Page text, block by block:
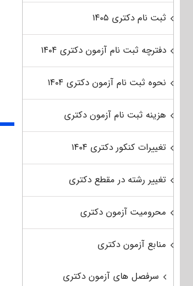
ثبت نام دکتری ۱۴۰۵
دفترچه ثبت نام آزمون دکتری ۱۴۰۴
نحوه ثبت نام آزمون دکتری ۱۴۰۴
هزینه ثبت نام آزمون دکتری
تغییرات کنکور دکتری ۱۴۰۴
تغییر رشته در مقطع دکتری
محرومیت آزمون دکتری
منابع آزمون دکتری
سرفصل های آزمون دکتری